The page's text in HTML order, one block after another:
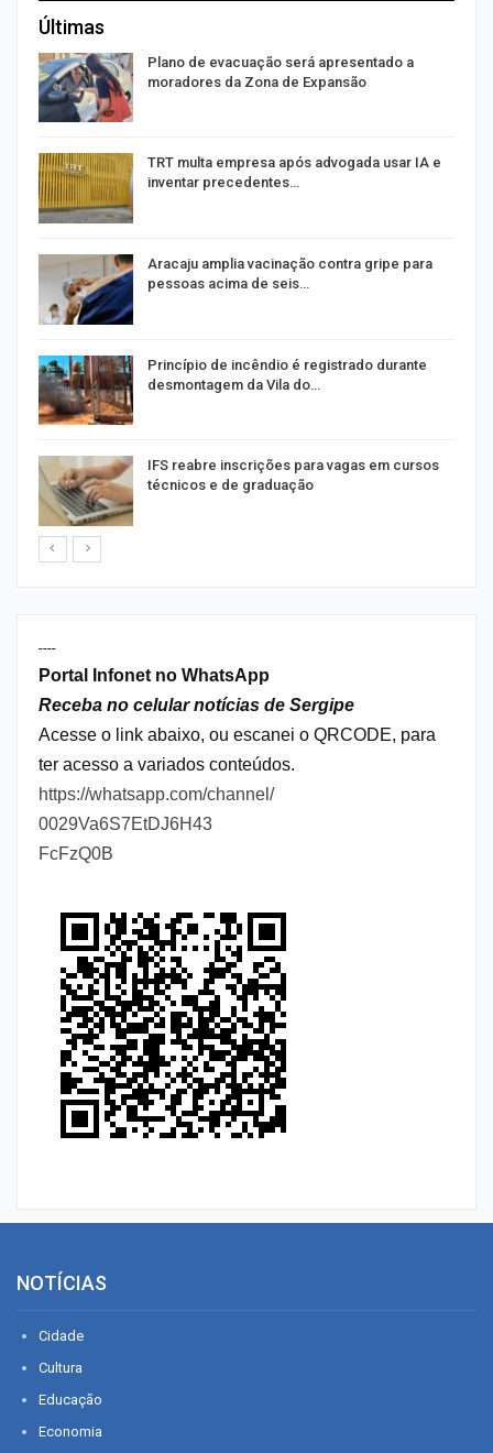
Últimas
Plano de evacuação será apresentado a
moradores da Zona de Expansão
TRT multa empresa após advogada usar IA e
inventar precedentes…
Aracaju amplia vacinação contra gripe para
pessoas acima de seis…
Princípio de incêndio é registrado durante
desmontagem da Vila do…
IFS reabre inscrições para vagas em cursos
técnicos e de graduação
----
Portal Infonet no WhatsApp
Receba no celular notícias de Sergipe
Acesse o link abaixo, ou escanei o QRCODE, para
ter acesso a variados conteúdos.
https://whatsapp.com/channel/
0029Va6S7EtDJ6H43
FcFzQ0B
NOTÍCIAS
Cidade
Cultura
Educação
Economia